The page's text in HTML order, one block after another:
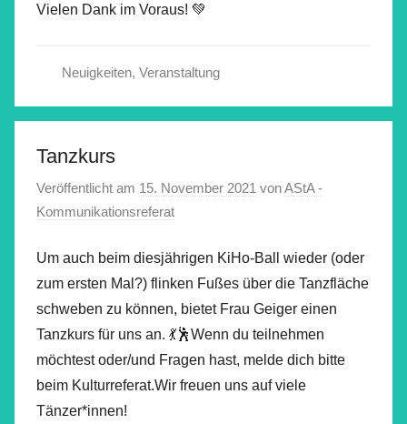
Vielen Dank im Voraus! 💚
Neuigkeiten, Veranstaltung
Tanzkurs
Veröffentlicht am 15. November 2021 vonAStA -
Kommunikationsreferat
Um auch beim diesjährigen KiHo-Ball wieder (oder
zum ersten Mal?) flinken Fußes über die Tanzfläche
schweben zu können, bietet Frau Geiger einen
Tanzkurs für uns an. 💃🕺Wenn du teilnehmen
möchtest oder/und Fragen hast, melde dich bitte
beim Kulturreferat.Wir freuen uns auf viele
Tänzer*innen!